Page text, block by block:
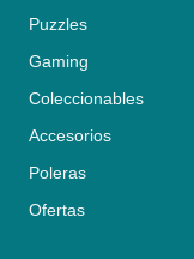
Puzzles
Gaming
Coleccionables
Accesorios
Poleras
Ofertas